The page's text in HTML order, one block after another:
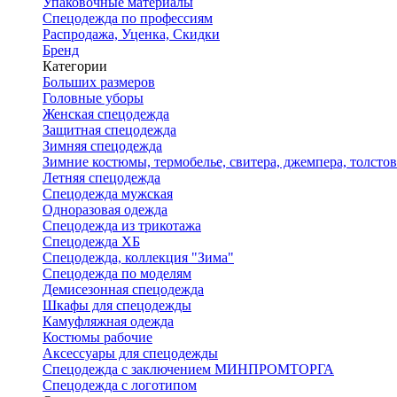
Спецодежда по профессиям
Распродажа, Уценка, Скидки
Бренд
Категории
Больших размеров
Головные уборы
Женская спецодежда
Защитная спецодежда
Зимняя спецодежда
Зимние костюмы, термобелье, свитера, джемпера,
Летняя спецодежда
Спецодежда мужская
Одноразовая одежда
Спецодежда из трикотажа
Спецодежда ХБ
Спецодежда, коллекция "Зима"
Спецодежда по моделям
Демисезонная спецодежда
Шкафы для спецодежды
Камуфляжная одежда
Костюмы рабочие
Аксессуары для спецодежды
Спецодежда с заключением МИНПРОМТОРГА
Спецодежда с логотипом